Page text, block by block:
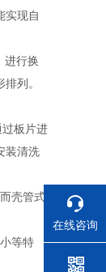
实现自
进行换
列。
板片进
装清洗
壳管式
等特
在线咨询